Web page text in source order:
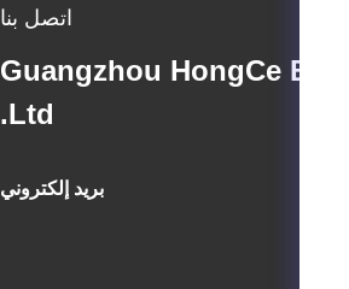
اتصل بنا
Guangzhou HongCe
Ltd.
بريد إلكتروني